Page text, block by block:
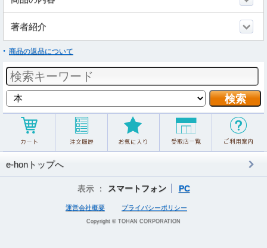
著者紹介
商品の返品について
e-honトップへ
表示 ： スマートフォン PC
運営会社概要 プライバシーポリシー
Copyright © TOHAN CORPORATION